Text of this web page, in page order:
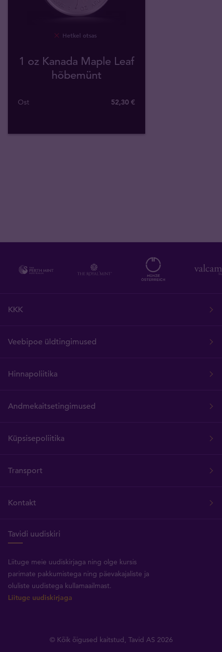
Hetkel otsas
1 oz Kanada Maple Leaf
hõbemünt
Ost 52,30 €
KKK
Veebipoe üldtingimused
Hinnapoliitika
Andmekaitsetingimused
Küpsisepoliitika
Transport
Kontakt
Tavidi uudiskiri
Liituge meie uudiskirjaga ning olge kursis
parimate pakkumistega ning päevakajaliste ja
oluliste uudistega kullamaailmast.
Liituge uudiskirjaga
© Kõik õigused kaitstud, Tavid AS 2026